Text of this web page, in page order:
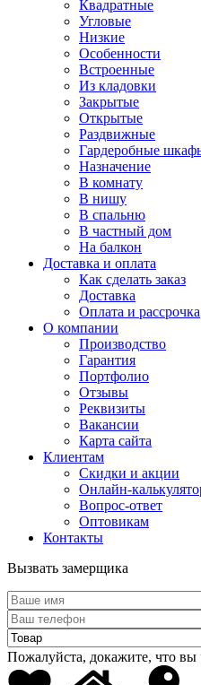
Квадратные
Угловые
Низкие
Особенности
Встроенные
Из кладовки
Закрытые
Открытые
Раздвижные
Гардеробные
Назначение
В комнату
В нишу
В спальню
В частный дом
На балкон
Доставка и оплата
Как сделать заказ
Доставка
Оплата и рассрочка
О компании
Производство
Гарантия
Портфолио
Отзывы
Реквизиты
Вакансии
Карта сайта
Клиентам
Скидки и акции
Онлайн-
Вопрос-ответ
Оптовикам
Контакты
Вызвать замерщика
Пожалуйста, докажите, что вы